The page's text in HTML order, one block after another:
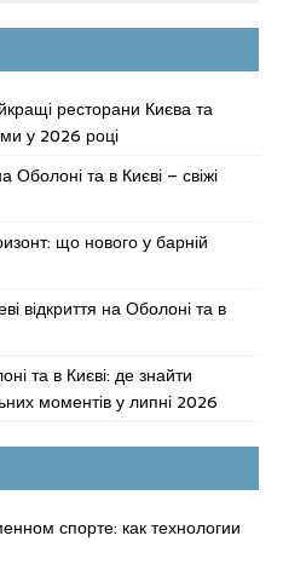
ресторани Києва та
у 2026 році
Оболоні та в Києві – свіжі
що нового у барній
відкриття на Оболоні та в
та в Києві: де знайти
моментів у липні 2026
спорте: как технологии